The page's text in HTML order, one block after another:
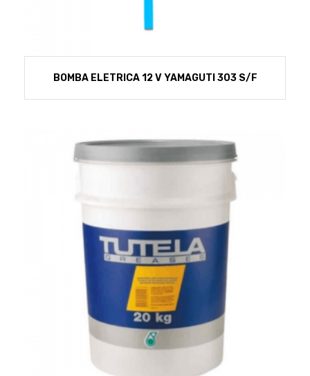
BOMBA ELETRICA 12 V YAMAGUTI 303 S/F